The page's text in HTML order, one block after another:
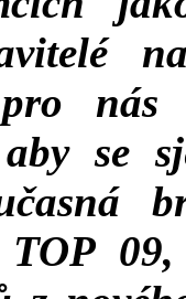
nás
se